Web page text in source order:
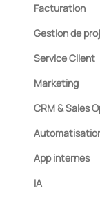
Facturation
Gestion de
Service Client
Marketing
CRM & Sales
App internes
IA